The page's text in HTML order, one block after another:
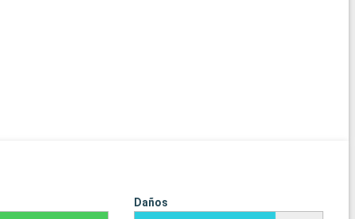
Daños